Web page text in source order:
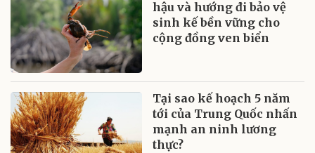
hậu và hướng đi bảo vệ
sinh kế bền vững cho
cộng đồng ven biển
Tại sao kế hoạch 5 năm
tới của Trung Quốc nhấn
mạnh an ninh lương
thực?